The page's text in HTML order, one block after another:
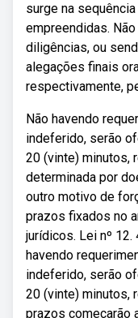
surge na
empreendidas.
diligências, ou
alegações finais
respectivamente,
Não havendo
indeferido, serão
20 (vinte) minutos,
determinada por
outro motivo de
prazos fixados no
jurídicos. Lei nº
havendo
indeferido, serão
20 (vinte) minutos,
prazos começarão